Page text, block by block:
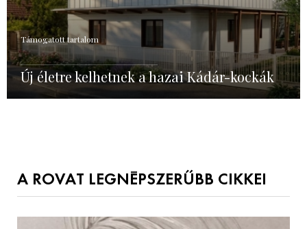
Támogatott tartalom
Új életre kelhetnek a hazai Kádár-kockák
A ROVAT LEGNÉPSZERŰBB CIKKEI